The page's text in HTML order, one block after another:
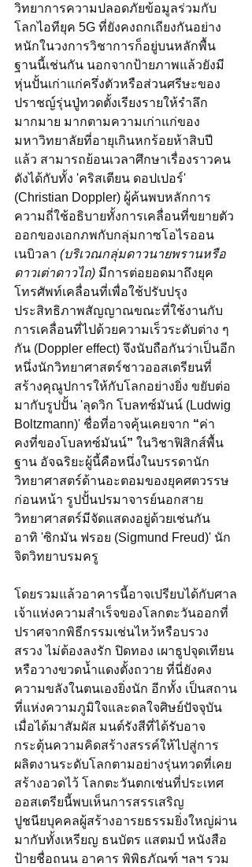
วิทยาการความปลอดภัยข้อมูลร่วมกับ
โลกไอทียุค 5G ที่ยังคงถกเถียงกันอย่าง
หนักในวงการวิชาการก็อยู่บนหลักพื้น
ฐานนี้เช่นกัน นอกจากป้ายภาพแล้วยังมี
หุ่นปั้นเก่าแก่ครึ่งตัวหรือส่วนศรีษะของ
ปราชญ์รุ่นปู่ทวดตั้งเรียงรายให้รำลึก
มากมาย มากตามความเก่าแก่ของ
มหาวิทยาลัยที่อายุเกินหกร้อยห้าสิบปี
แล้ว สามารถย้อนเวลาศึกษาเรื่องราวคน
ดังได้กับทั้ง 'คริสเตียน ดอปเปอร์'
(Christian Doppler) ผู้ค้นพบหลักการ
ความถี่ใช้อธิบายทั้งการเคลื่อนที่ขยายตัว
ออกของเอกภพกับกลุ่มกาซโอไรออน
เนบิวลา (บริเวณกลุ่มดาวนายพรานหรือ
ดาวเต่าดาวไถ) มีการต่อยอดมาถึงยุค
โทรศัพท์เคลื่อนที่เพื่อใช้ปรับปรุง
ประสิทธิภาพสัญญาณขณะที่ใช้งานกับ
การเคลื่อนที่ไปด้วยความเร็วระดับต่าง ๆ
กัน (Doppler effect) จึงนับถือกันว่าเป็นอีก
หนึ่งนักวิทยาศาสตร์ชาวออสเตรียนที่
สร้างคุณูปการให้กับโลกอย่างยิ่ง ขยับต่อ
มากับรูปปั้น 'ลุดวิก โบลทซ์มันน์ (Ludwig
Boltzmann)' ชื่อที่อาจคุ้นเคยจาก “ค่า
คงที่ของโบลทซ์มันน์” ในวิชาฟิสิกส์พื้น
ฐาน อัจฉริยะผู้นี้คือหนึ่งในบรรดานัก
วิทยาศาสตร์ด้านอะตอมของยุคศตวรรษ
ก่อนหน้า รูปปั้นปรมาจารย์นอกสาย
วิทยาศาสตร์มีจัดแสดงอยู่ด้วยเช่นกัน
อาทิ 'ซิกมัน ฟรอย (Sigmund Freud)' นัก
จิตวิทยาบรมครู
โดยรวมแล้วอาคารนี้อาจเปรียบได้กับศาล
เจ้าแห่งความสำเร็จของโลกตะวันออกที่
ปราศจากพิธีกรรมเช่นไหว้หรือบรวง
สรวง ไม่ต้องลงรัก ปิดทอง เผาธูปจุดเทียน
หรือวางขวดน้ำแดงตั้งถวาย ที่นี่ยังคง
ความขลังในตนเองยิ่งนัก อีกทั้ง เป็นสถาน
ที่แห่งความภูมิใจและดลใจศิษย์ปัจจุบัน
เมื่อได้มาสัมผัส มนต์รังสีที่ได้รับอาจ
กระตุ้นความคิดสร้างสรรค์ให้ไปสู่การ
ผลิตงานระดับโลกตามอย่างรุ่นทวดที่เคย
สร้างอวดไว้ โลกตะวันตกเช่นที่ประเทศ
ออสเตรียนี้พบเห็นการสรรเสริญ
ปูชนียบุคคลผู้สร้างอารยธรรมยิ่งใหญ่ผ่าน
มากับทั้งเหรียญ ธนบัตร แสตมป์ หนังสือ
ป้ายชื่อถนน อาคาร พิพิธภัณฑ์ ฯลฯ รวม